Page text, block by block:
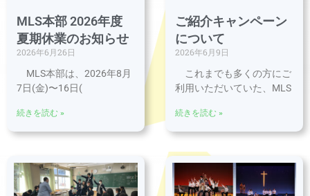
MLS本部 2026年度
夏期休業のお知らせ
2026年6月26日
MLS本部は、2026年8月
7日(金)〜16日(
続きを読む »
ご紹介キャンペーン
について
2026年6月9日
これまでも多くの方にご
利用いただいていた、MLS
続きを読む »